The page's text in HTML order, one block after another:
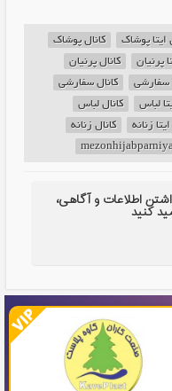
ایتا پوشاک
کانال پوشاک
پرنیان
کانال پرنیان
سفارشی
کانال سفارشی
لباس
کانال لباس
زنانه
کانال زنانه
اطلاعات و آگاهی،
کنید